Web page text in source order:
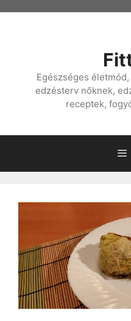
Egészséges
edzésterv nőknek,
receptek,